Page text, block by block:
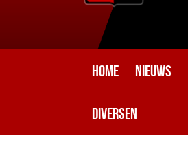
Home Nieuws
Diversen